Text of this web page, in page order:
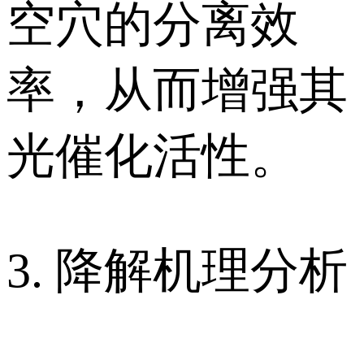
空穴的分离效
率，从而增强其
光催化活性。
3. 降解机理分析